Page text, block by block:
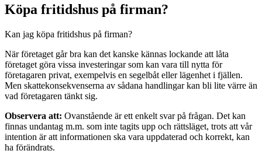
Köpa fritidshus på firman?
Kan jag köpa fritidshus på firman?
När företaget går bra kan det kanske kännas lockande att låta
företaget göra vissa investeringar som kan vara till nytta för
företagaren privat, exempelvis en segelbåt eller lägenhet i fjällen.
Men skattekonsekvenserna av sådana handlingar kan bli lite värre än
vad företagaren tänkt sig.
Observera att: Ovanstående är ett enkelt svar på frågan. Det kan
finnas undantag m.m. som inte tagits upp och rättsläget, trots att vår
intention är att informationen ska vara uppdaterad och korrekt, kan
ha förändrats.